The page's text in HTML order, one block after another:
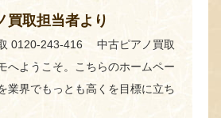
買取担当者より
0120-243-416 中古ピアノ買取
へようこそ。こちらのホームペー
業界でもっとも高くを目標に立ち